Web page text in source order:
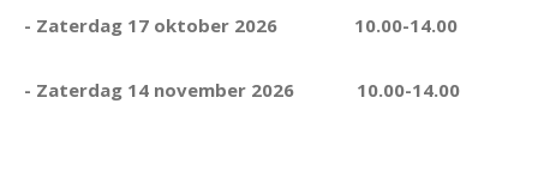
- Zaterdag 17 oktober 2026 10.00-14.00
- Zaterdag 14 november 2026 10.00-14.00